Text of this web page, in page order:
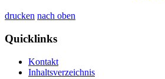
drucken nach oben
Quicklinks
Kontakt
Inhaltsverzeichnis